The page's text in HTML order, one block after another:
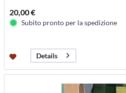
20,00 €
Subito pronto per la spedizione
Details